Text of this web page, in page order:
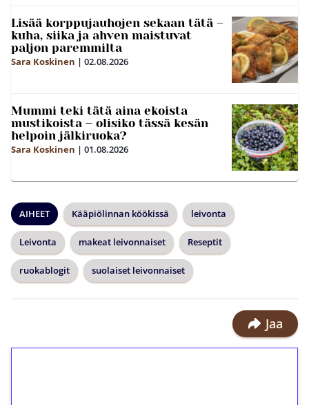
Lisää korppujauhojen sekaan tätä –
kuha, siika ja ahven maistuvat
paljon paremmilta
Sara Koskinen | 02.08.2026
Mummi teki tätä aina ekoista
mustikoista – olisiko tässä kesän
helpoin jälkiruoka?
Sara Koskinen | 01.08.2026
AIHEET Kääpiölinnan köökissä leivonta
Leivonta makeat leivonnaiset Reseptit
ruokablogit suolaiset leivonnaiset
Jaa